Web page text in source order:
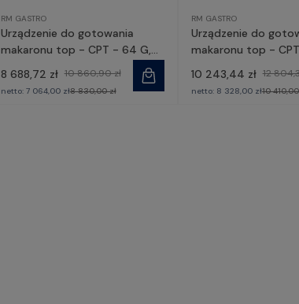
RM GASTRO
Urządzenie do gotowania
makaronu top - CPT - 64 G,
8 688,72 zł 10 860,90 zł
netto: 7 064,00 zł8 830,00 zł
RM GASTRO
Urządzenie do
makaronu top -
10 243,44 zł 12
netto: 8 328,00 zł10 410,00